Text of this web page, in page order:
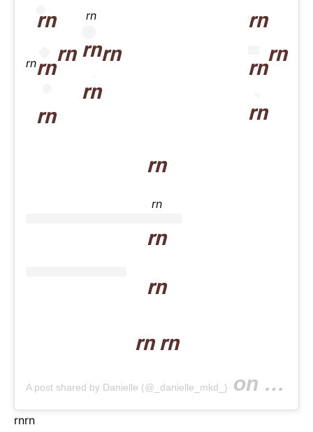
rn
rn
rn
rn
rn
rn
rn
rn
rn
rn
rn
rn
rn
rn
rn
rn
rn
rn rn
A post shared by Danielle (@_danielle_mkd_) on Feb 11,
rnrn